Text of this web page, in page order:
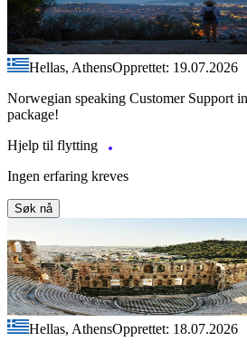
Hellas, AthensOpprettet: 19.07.2026
Norwegian speaking Customer Support
package!
Hjelp til flytting
Ingen erfaring kreves
Søk nå
Hellas, AthensOpprettet: 18.07.2026